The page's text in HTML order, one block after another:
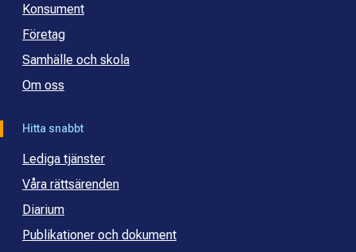
Konsument
Företag
Samhälle och skola
Om oss
Hitta snabbt
Lediga tjänster
Våra rättsärenden
Diarium
Publikationer och dokument